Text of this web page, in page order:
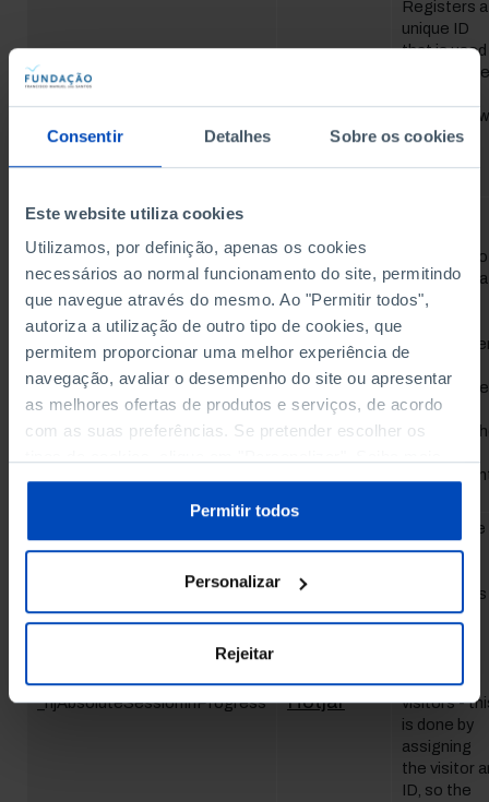
Consentir Detalhes Sobre os cookies
Este website utiliza cookies
Utilizamos, por definição, apenas os cookies
necessários ao normal funcionamento do site, permitindo
que navegue através do mesmo. Ao "Permitir todos",
autoriza a utilização de outro tipo de cookies, que
permitem proporcionar uma melhor experiência de
navegação, avaliar o desempenho do site ou apresentar
as melhores ofertas de produtos e serviços, de acordo
com as suas preferências. Se pretender escolher os
sobre cookies através da gestão de preferências ou da
Política de Cookies.
Permitir todos
Personalizar
Rejeitar
_ga
Registers a
unique ID
that is used
to generate
data on how
the visitor
_ga_# Google
Analytics to
collect data
on the
times a
the website
as well as
dates for
most
_hjAbsoluteSessionInProgress Hotjar
This cookie
is used to
many times
a website
different
visitors -
is done by
assigning
the visitor
ID, so the